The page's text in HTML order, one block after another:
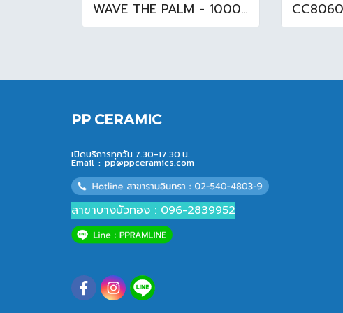
WAVE THE PALM - 1000L ถังเก็บน้ำ ( ท่อใน+ลูกลอย ) สีแดงสยาม
PP CERAMIC
เปิดบริการทุกวัน 7.30-17.30 น.
Email : pp@ppceramics.com
สาขาบางบัวทอง : 096-2839952